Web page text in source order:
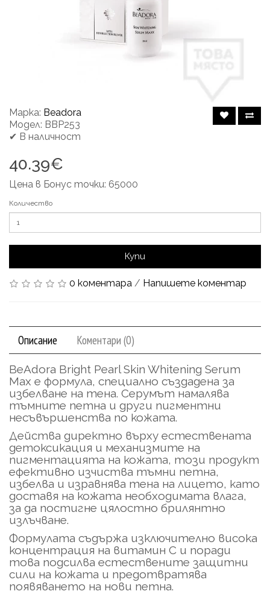
Марка: Beadora
Модел: BBP253
✔ В наличност
40.39€
Цена в Бонус точки: 65000
Количество
Купи
0 коментара / Напишете коментар
Описание Коментари (0)
BeAdora Bright Pearl Skin Whitening Serum
Max е формула, специално създадена за
избелване на тена. Серумът намалява
тъмните петна и други пигментни
несъвършенства по кожата.
Действа директно върху естествената
детоксикация и механизмите на
пигментацията на кожата, този продукт
ефективно изчиства тъмни петна,
избелва и изравнява тена на лицето, като
доставя на кожата необходимата влага,
за да постигне цялостно брилянтно
излъчване.
Формулата съдържа изключително висока
концентрация на витамин С и поради
това подсилва естествените защитни
сили на кожата и предотвратява
появяването на нови петна.